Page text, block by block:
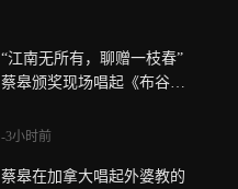
“江南无所有，聊赠一枝春”
蔡皋颁奖现场唱起《布谷
的艺术家
-3小时前
蔡皋在加拿大唱起外婆教的